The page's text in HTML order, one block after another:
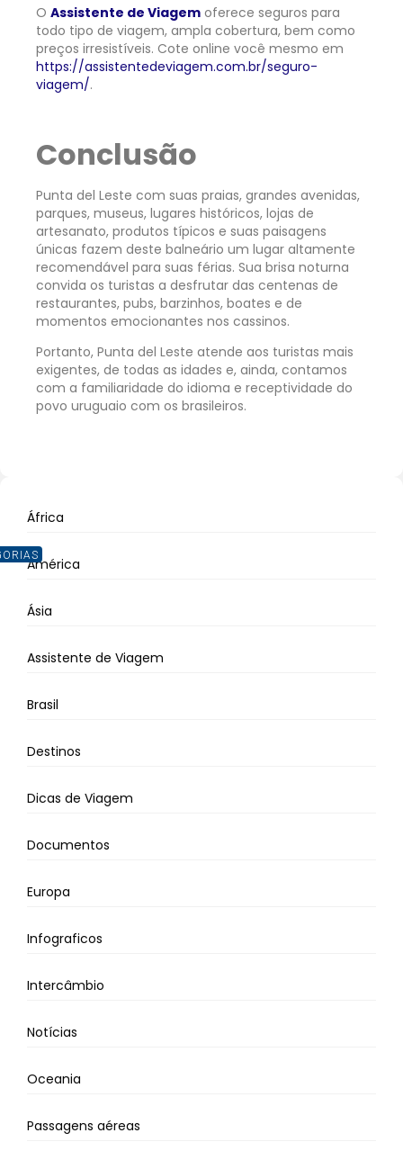
O Assistente de Viagem oferece seguros para
todo tipo de viagem, ampla cobertura, bem como
preços irresistíveis. Cote online você mesmo em
https://assistentedeviagem.com.br/seguro-
viagem/.
Conclusão
Punta del Leste com suas praias, grandes avenidas,
parques, museus, lugares históricos, lojas de
artesanato, produtos típicos e suas paisagens
únicas fazem deste balneário um lugar altamente
recomendável para suas férias. Sua brisa noturna
convida os turistas a desfrutar das centenas de
restaurantes, pubs, barzinhos, boates e de
momentos emocionantes nos cassinos.
Portanto, Punta del Leste atende aos turistas mais
exigentes, de todas as idades e, ainda, contamos
com a familiaridade do idioma e receptividade do
povo uruguaio com os brasileiros.
África
América
Ásia
Assistente de Viagem
Brasil
Destinos
Dicas de Viagem
Documentos
Europa
Infograficos
Intercâmbio
Notícias
Oceania
Passagens aéreas